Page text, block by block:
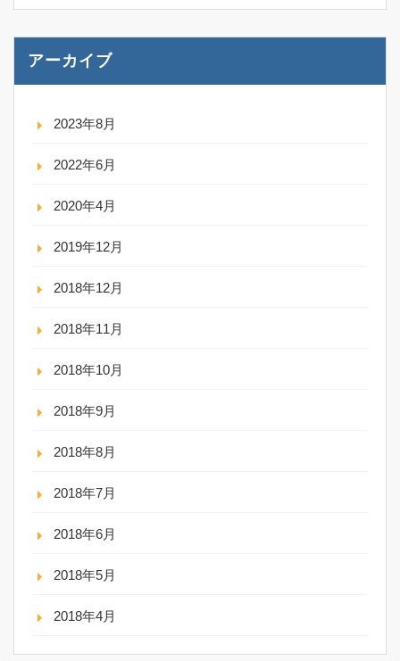
アーカイブ
2023年8月
2022年6月
2020年4月
2019年12月
2018年12月
2018年11月
2018年10月
2018年9月
2018年8月
2018年7月
2018年6月
2018年5月
2018年4月